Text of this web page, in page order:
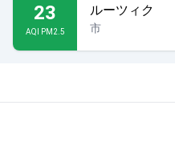
23
AQI PM2.5
ルーツィク
市